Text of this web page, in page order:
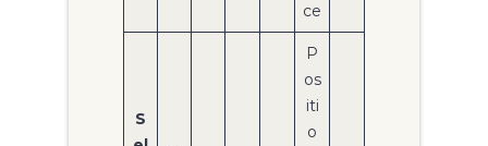
ce
S
P
os
iti
o